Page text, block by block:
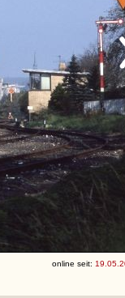
online seit: